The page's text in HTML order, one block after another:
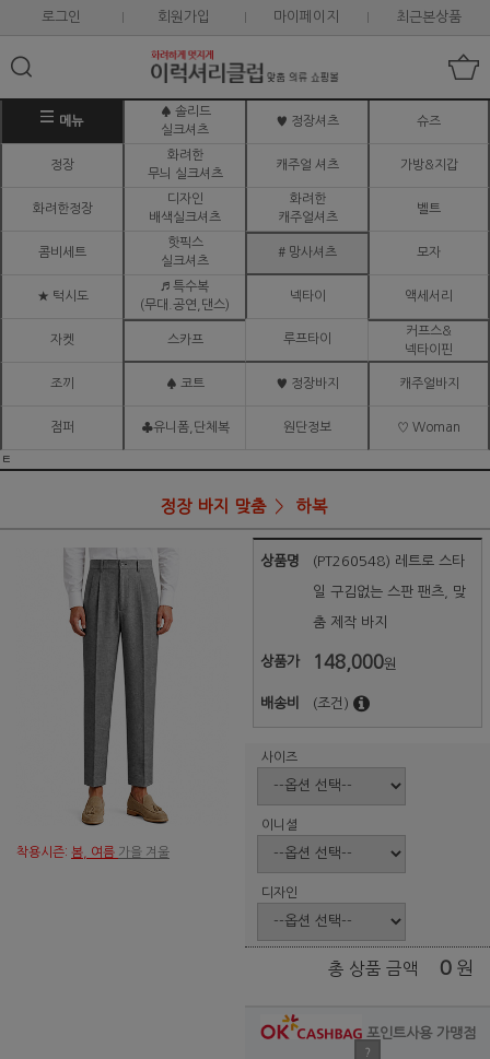
로그인 회원가입 마이페이지 최근본상품
메뉴
♠ 솔리드
실크셔츠
♥ 정장셔츠 슈즈
정장
화려한
무늬 실크셔츠
캐주얼 셔츠 가방&지갑
화려한정장
디자인
배색실크셔츠
화려한
캐주얼셔츠
벨트
콤비세트
핫픽스
실크셔츠
# 망사셔츠 모자
★ 턱시도
♬ 특수복
(무대.공연,댄스)
넥타이 액세서리
자켓 스카프 루프타이
커프스&
넥타이핀
조끼 ♠ 코트 ♥ 정장바지 캐주얼바지
점퍼 ♣유니폼,단체복 원단정보 ♡ Woman
ㅌ
정장 바지 맞춤 하복
착용시즌: 봄, 여름 가을 겨울
상품명 (PT260548) 레트로 스타
일 구김없는 스판 팬츠, 맞
춤 제작 바지
상품가 148,000원
배송비 (조건)
사이즈
이니셜
디자인
총 상품 금액 0 원
포인트사용 가맹점
?